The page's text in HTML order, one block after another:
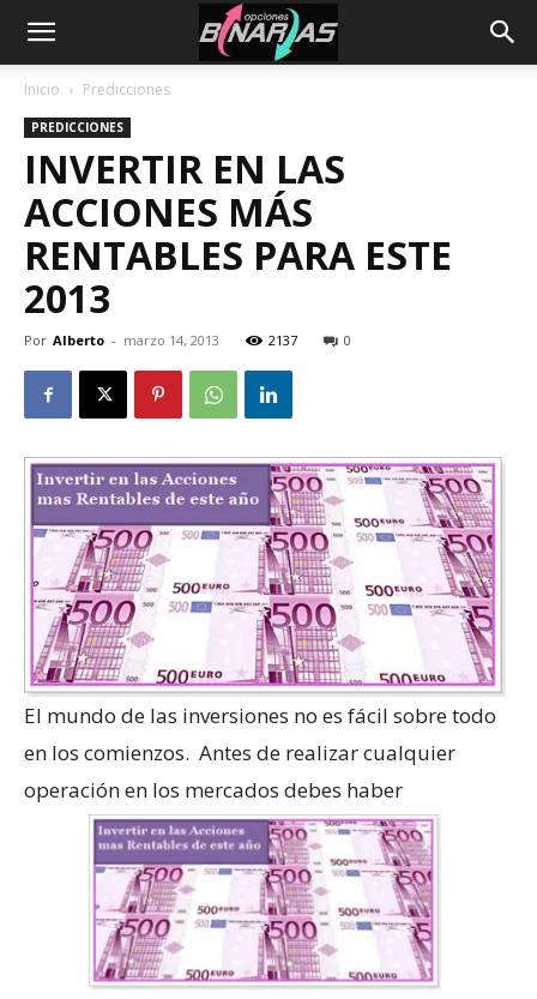
Inicio Predicciones
PREDICCIONES
INVERTIR EN LAS
ACCIONES MÁS
RENTABLES PARA ESTE
2013
Por Alberto - marzo 14, 2013 2137 0
El mundo de las inversiones no es fácil sobre todo
en los comienzos. Antes de realizar cualquier
operación en los mercados debes haber